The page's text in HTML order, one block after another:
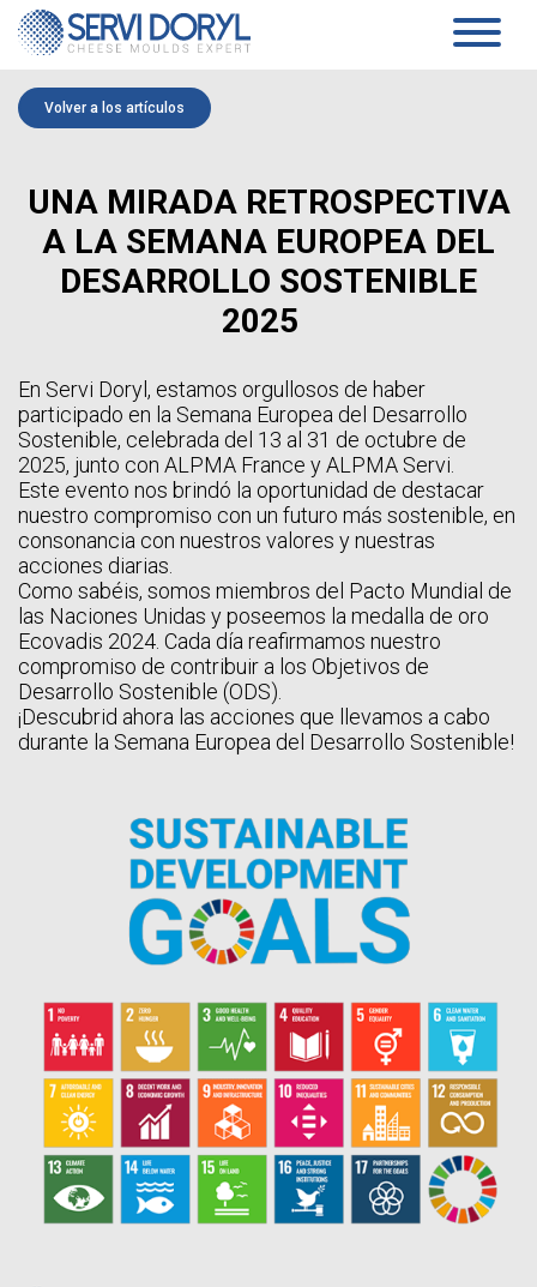
PRODUCTOS
MADURACIÓN
CARROS
PASTA BLANDA
MINI CUBAS DE COAGULACIÓN
MULTIMOLDES Y REALCES
REPARTIDORES DE MOLDEO
BANDEJAS DE DESUERADO
PRODUCTOS ESPECIFICOS
FICHAS TÉCNICAS PASTA BLANDA
PASTA PRENSADA
TECNOLOGÍA
MOLDES Y MULTIMOLDES DE PRENSADO
MOLDES Y PLACAS DE ACIDIFICACIÓN
FICHAS TÉCNICAS DE LA PASTA PRENSADA
EMPRESA
PRESENTACIÓN
HISTORIA
EQUIPO
COMPROMISOS
NOTICIAS
ES
FR
EN
ES
Volver a los artículos
UNA MIRADA RETROSPECTIVA
A LA SEMANA EUROPEA DEL
DESARROLLO SOSTENIBLE
2025
En Servi Doryl, estamos orgullosos de haber
participado en la Semana Europea del Desarrollo
Sostenible, celebrada del 13 al 31 de octubre de
2025, junto con ALPMA France y ALPMA Servi.
Este evento nos brindó la oportunidad de destacar
nuestro compromiso con un futuro más sostenible, en
consonancia con nuestros valores y nuestras
acciones diarias.
Como sabéis, somos miembros del Pacto Mundial de
las Naciones Unidas y poseemos la medalla de oro
Ecovadis 2024. Cada día reafirmamos nuestro
compromiso de contribuir a los Objetivos de
Desarrollo Sostenible (ODS).
¡Descubrid ahora las acciones que llevamos a cabo
durante la Semana Europea del Desarrollo Sostenible!
Panel de gestión de cookies